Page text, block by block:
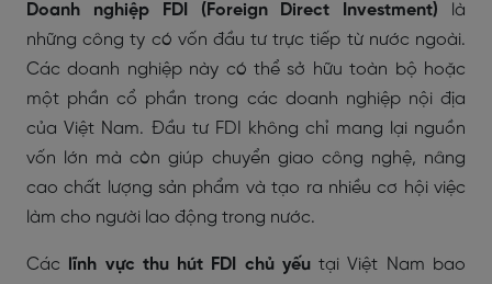
Doanh nghiệp FDI (Foreign Direct Investment) là
những công ty có vốn đầu tư trực tiếp từ nước ngoài.
Các doanh nghiệp này có thể sở hữu toàn bộ hoặc
một phần cổ phần trong các doanh nghiệp nội địa
của Việt Nam. Đầu tư FDI không chỉ mang lại nguồn
vốn lớn mà còn giúp chuyển giao công nghệ, nâng
cao chất lượng sản phẩm và tạo ra nhiều cơ hội việc
làm cho người lao động trong nước.
Các lĩnh vực thu hút FDI chủ yếutại Việt Nam bao